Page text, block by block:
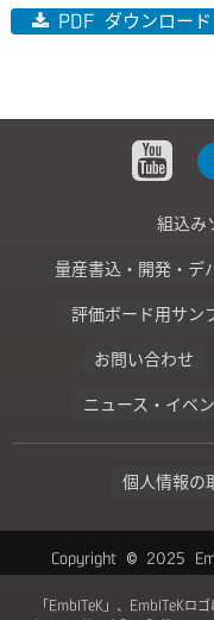
PDF ダウンロード
組込み
量産書込・開発・デ
評価ボード用サン
お問い合わせ
ニュース・イベ
個人情報の
Copyright © 2025
「EmbITeK」、EmbITeKロ